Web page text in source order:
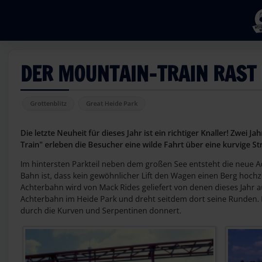
DER MOUNTAIN-TRAIN
Grottenblitz Great Heide Park
Die letzte Neuheit für dieses Jahr ist ein richtiger Knaller! Zwei
Train" erleben die Besucher eine wilde Fahrt über eine kurvige
Im hintersten Parkteil neben dem großen See entsteht die neue
Bahn ist, dass kein gewöhnlicher Lift den Wagen einen Berg
Achterbahn wird von Mack Rides geliefert von denen dieses
Achterbahn im Heide Park und dreht seitdem dort seine
durch die Kurven und Serpentinen donnert.